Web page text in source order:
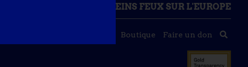
PLEINS FEUX SUR L'EUROPE
Boutique Faire un don